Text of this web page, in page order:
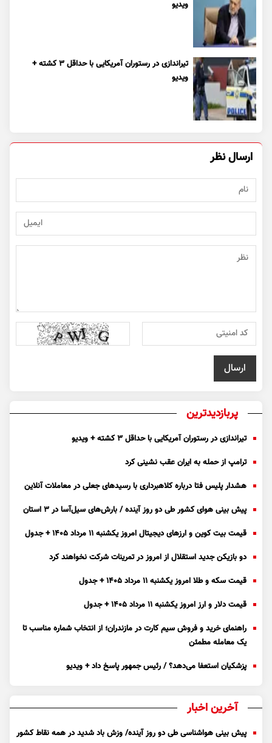
ویدیو
تیراندازی در رستوران آمریکایی با حداقل ۳ کشته +
ویدیو
ارسال نظر
پربازدیدترین
تیراندازی در رستوران آمریکایی با حداقل ۳ کشته + ویدیو
ترامپ از حمله به ایران عقب نشینی کرد
هشدار پلیس فتا درباره کلاهبرداری با رسید‌های جعلی در معاملات آنلاین
پیش بینی هوای کشور طی دو روز آینده / بارش‌های سیل‌آسا در ۳ استان
قیمت بیت کوین و ارز‌های دیجیتال امروز یکشنبه ۱۱ مرداد ۱۴۰۵ + جدول
دو بازیکن جدید استقلال از امروز در تمرینات شرکت نخواهند کرد
قیمت سکه و طلا امروز یکشنبه ۱۱ مرداد ۱۴۰۵ + جدول
قیمت دلار و ارز امروز یکشنبه ۱۱ مرداد ۱۴۰۵ + جدول
راهنمای خرید و فروش سیم کارت در مازندران؛ از انتخاب شماره مناسب تا
یک معامله مطمئن
پزشکیان استعفا می‌دهد؟ / رئیس جمهور پاسخ داد + ویدیو
آخرین اخبار
پیش بینی هواشناسی طی دو روز آینده/ وزش باد شدید در همه نقاط کشور